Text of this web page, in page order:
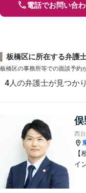
電話でお問い合
板橋区に所在する弁護
板橋区の事務所等での面談予約
4 人の弁護士が見つか
西
【
イ